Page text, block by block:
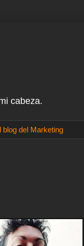
cabeza.
blog del Marketing